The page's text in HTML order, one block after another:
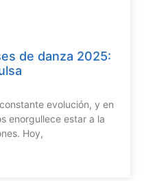
de danza 2025:
evolución, y en
enorgullece estar a la
Hoy,